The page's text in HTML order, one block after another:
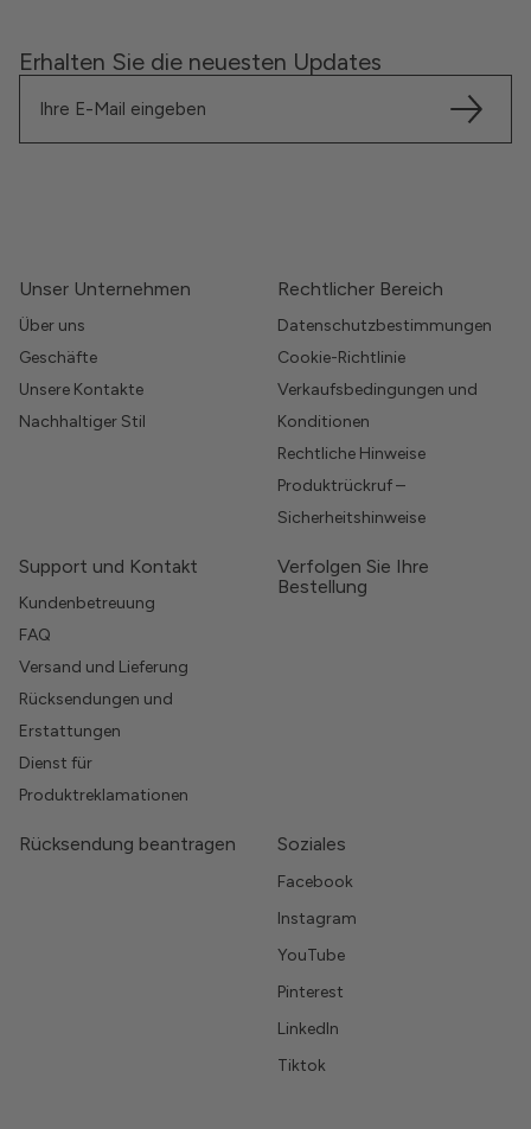
Erhalten Sie die neuesten Updates
Unser Unternehmen
Über uns
Geschäfte
Unsere Kontakte
Nachhaltiger Stil
Rechtlicher Bereich
Datenschutzbestimmungen
Cookie-Richtlinie
Verkaufsbedingungen und
Konditionen
Rechtliche Hinweise
Produktrückruf –
Sicherheitshinweise
Support und Kontakt
Kundenbetreuung
FAQ
Versand und Lieferung
Rücksendungen und
Erstattungen
Dienst für
Produktreklamationen
Verfolgen Sie Ihre
Bestellung
Rücksendung beantragen Soziales
Facebook
Instagram
YouTube
Pinterest
LinkedIn
Tiktok